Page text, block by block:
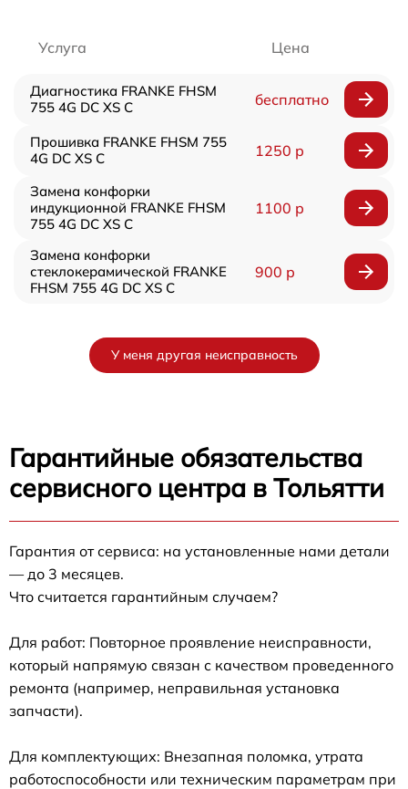
Услуга Цена
Диагностика FRANKE FHSM
755 4G DC XS C
бесплатно
Прошивка FRANKE FHSM 755
4G DC XS C
1250 р
Замена конфорки
индукционной FRANKE FHSM
755 4G DC XS C
1100 р
Замена конфорки
стеклокерамической FRANKE
FHSM 755 4G DC XS C
900 р
У меня другая неисправность
Гарантийные обязательства
сервисного центра в Тольятти
Гарантия от сервиса: на установленные нами детали
— до 3 месяцев.
Что считается гарантийным случаем?
Для работ: Повторное проявление неисправности,
который напрямую связан с качеством проведенного
ремонта (например, неправильная установка
запчасти).
Для комплектующих: Внезапная поломка, утрата
работоспособности или техническим параметрам при